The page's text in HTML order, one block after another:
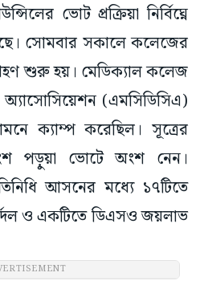
ভোট প্রক্রিয়া নির্বিঘ্নে
সোমবার সকালে কলেজের
শুরু হয়। মেডিক্যাল কলেজ
অ্যাসোসিয়েশন (এমসিডিসিএ)
ক্যাম্প করেছিল। সূত্রের
পড়ুয়া ভোটে অংশ নেন।
আসনের মধ্যে ১৭টিতে
ও একটিতে ডিএসও জয়লাভ